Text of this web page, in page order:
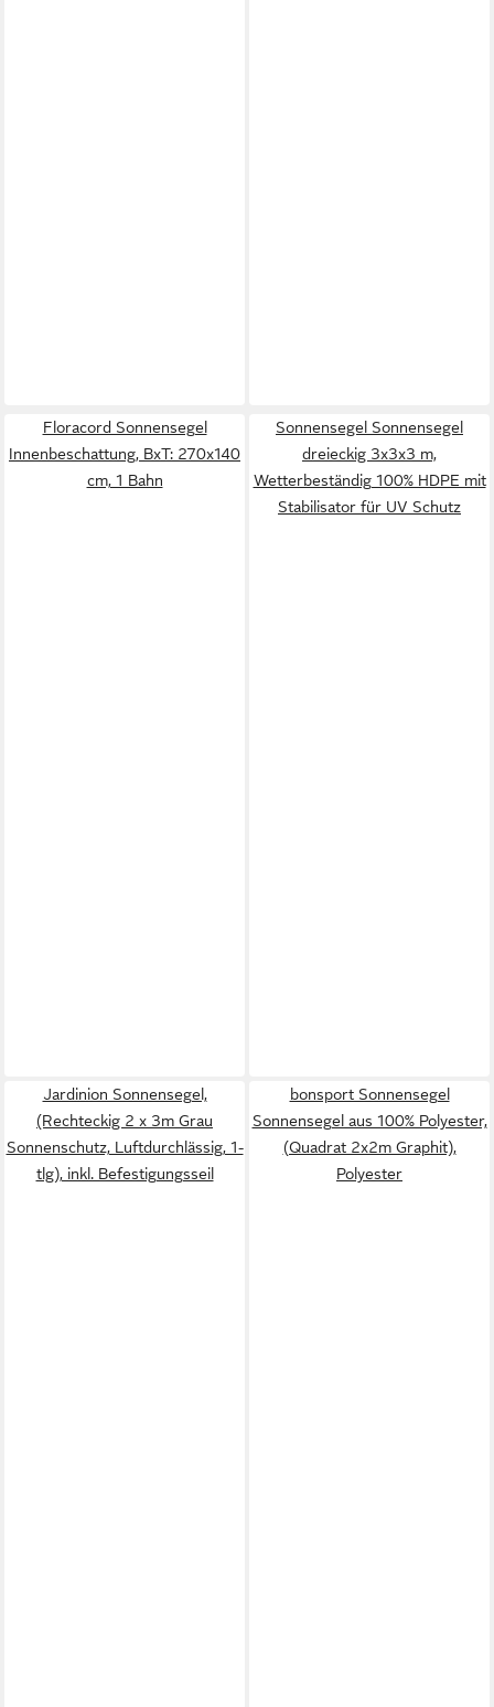
Floracord Sonnensegel
Innenbeschattung, BxT: 270x140
cm, 1 Bahn
Sonnensegel Sonnensegel
dreieckig 3x3x3 m,
Wetterbeständig 100% HDPE mit
Stabilisator für UV Schutz
Jardinion Sonnensegel,
(Rechteckig 2 x 3m Grau
Sonnenschutz, Luftdurchlässig, 1-
tlg), inkl. Befestigungsseil
bonsport Sonnensegel
Sonnensegel aus 100% Polyester,
(Quadrat 2x2m Graphit),
Polyester